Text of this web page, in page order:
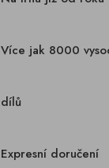
Více jak 8000
dílů
Expresní doručení